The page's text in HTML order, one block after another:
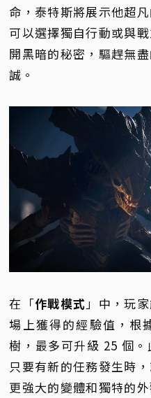
命，泰特斯將展示他超
可以選擇獨自行動或與
開黑暗的秘密，驅趕無
誠。
在「作戰模式 」中，玩
場上獲得的經驗值，根
樹，最多可升級 25 個。
只要有新的任務發生時
更強大的變體和獨特的